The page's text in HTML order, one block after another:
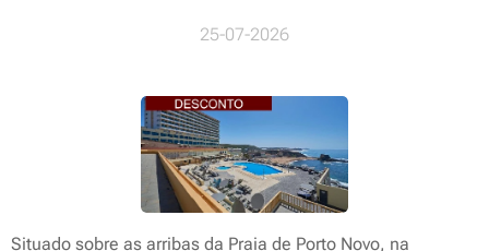
25-07-2026
Situado sobre as arribas da Praia de Porto Novo, na